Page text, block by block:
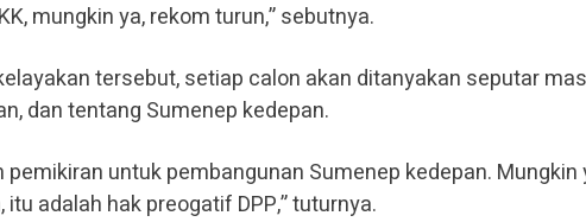
mungkin ya, rekom turun,” sebutnya.
tersebut, setiap calon akan ditanyakan seputar
dan tentang Sumenep kedepan.
pemikiran untuk pembangunan Sumenep kedepan. Mungkin
adalah hak preogatif DPP,” tuturnya.